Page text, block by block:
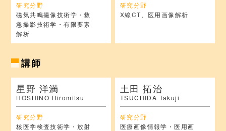
研究分野
磁気共鳴撮像技術学・救
急撮影技術学・有限要素
解析
研究分野
X線CT、医用画像解析
講師
星野 洋満
HOSHINO Hiromitsu
研究分野
核医学検査技術学・放射
土田 拓治
TSUCHIDA Takuji
研究分野
医療画像情報学・医用画